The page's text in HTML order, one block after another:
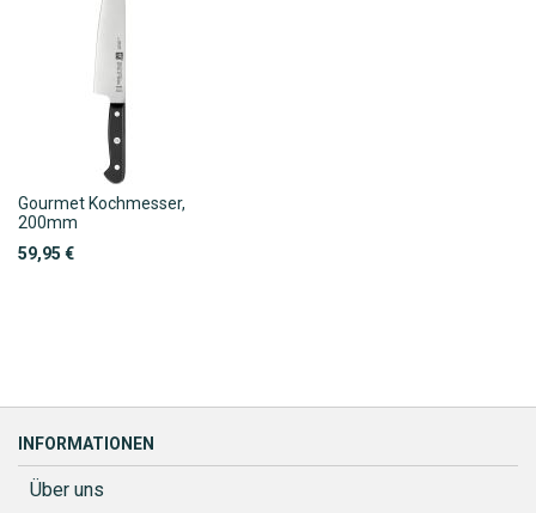
Gourmet Kochmesser,
200mm
59,95 €
INFORMATIONEN
Über uns